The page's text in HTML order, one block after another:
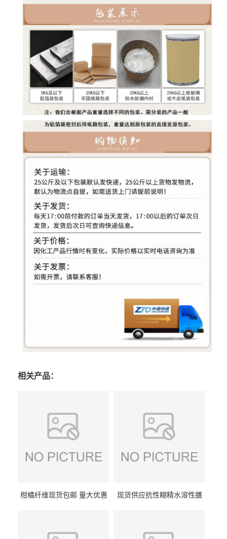
相关产品：
柑橘纤维现货包邮 量大优惠
现货供应抗性糊精水溶性膳